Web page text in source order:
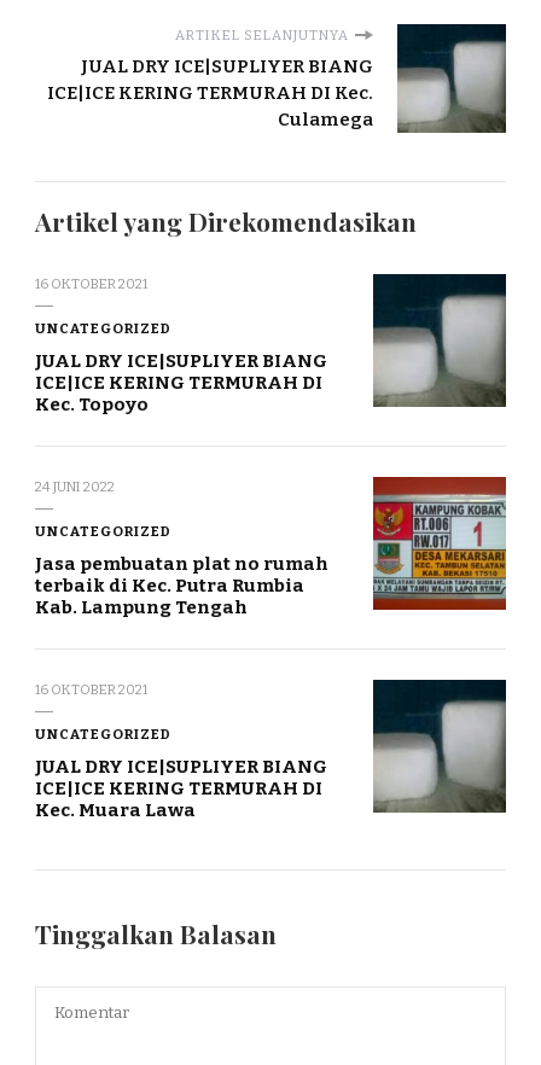
ARTIKEL SELANJUTNYA
JUAL DRY ICE|SUPLIYER BIANG
ICE|ICE KERING TERMURAH DI Kec.
Culamega
Artikel yang Direkomendasikan
16 OKTOBER 2021
UNCATEGORIZED
JUAL DRY ICE|SUPLIYER BIANG
ICE|ICE KERING TERMURAH DI
Kec. Topoyo
24 JUNI 2022
UNCATEGORIZED
Jasa pembuatan plat no rumah
terbaik di Kec. Putra Rumbia
Kab. Lampung Tengah
16 OKTOBER 2021
UNCATEGORIZED
JUAL DRY ICE|SUPLIYER BIANG
ICE|ICE KERING TERMURAH DI
Kec. Muara Lawa
Tinggalkan Balasan